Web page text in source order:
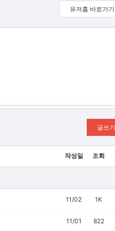
유저홈 바로가기
글쓰기
작성일 조회
11/02 1K
11/01 822